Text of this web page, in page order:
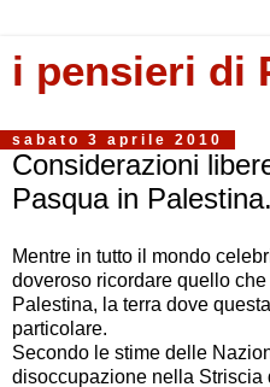
i pensieri di
sabato 3 aprile 2010
Considerazioni
Pasqua in
Mentre in tutto il mondo
doveroso ricordare quello
Palestina, la terra dove
particolare.
Secondo le stime delle
disoccupazione nella Striscia